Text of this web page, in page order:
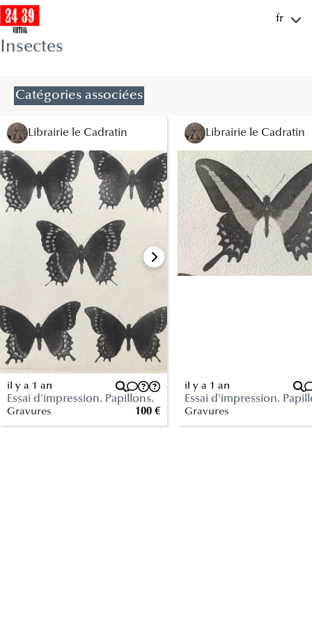
fr
Catégories associées
Insectes
Librairie le Cadratin
il y a 1 an
Essai d'impression. Papillons.
Gravures 100 €
Librairie le Cadratin
il y a 1 an
Essai d'impression.
Gravures